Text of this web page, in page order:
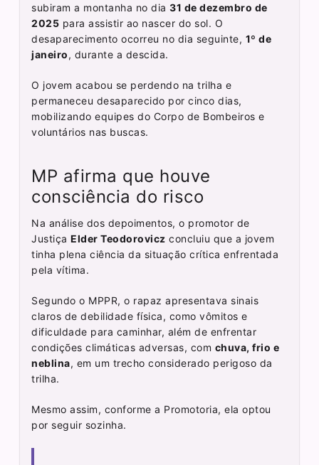
subiram a montanha no dia31 de dezembro de
2025 para assistir ao nascer do sol. O
desaparecimento ocorreu no dia seguinte, 1º de
janeiro, durante a descida.
O jovem acabou se perdendo na trilha e
permaneceu desaparecido por cinco dias,
mobilizando equipes do Corpo de Bombeiros e
voluntários nas buscas.
MP afirma que houve
consciência do risco
Na análise dos depoimentos, o promotor de
JustiçaElder Teodorovicz concluiu que a jovem
tinha plena ciência da situação crítica enfrentada
pela vítima.
Segundo o MPPR, o rapaz apresentava sinais
claros de debilidade física, como vômitos e
dificuldade para caminhar, além de enfrentar
condições climáticas adversas, com chuva, frio e
neblina, em um trecho considerado perigoso da
trilha.
Mesmo assim, conforme a Promotoria, ela optou
por seguir sozinha.